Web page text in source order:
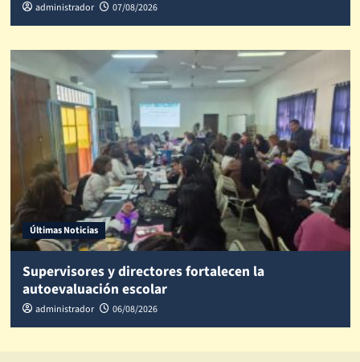
administrador 07/08/2026
Últimas Noticias
Supervisores y directores fortalecen la
autoevaluación escolar
administrador 06/08/2026